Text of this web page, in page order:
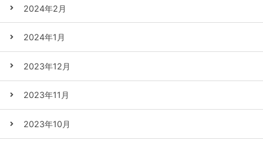
2024年2月
2024年1月
2023年12月
2023年11月
2023年10月